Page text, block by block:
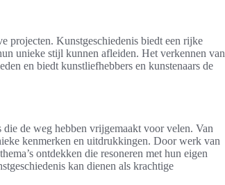
projecten. Kunstgeschiedenis biedt een rijke
unieke stijl kunnen afleiden. Het verkennen van
en biedt kunstliefhebbers en kunstenaars de
de weg hebben vrijgemaakt voor velen. Van
kenmerken en uitdrukkingen. Door werk van
ontdekken die resoneren met hun eigen
kan dienen als krachtige